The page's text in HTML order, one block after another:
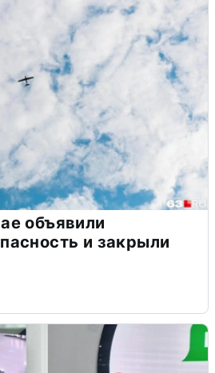
объявили
и закрыли